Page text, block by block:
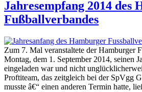
Jahresempfang 2014 des
Fußballverbandes
Zum 7. Mal veranstaltete der Hamburger
Montag, dem 1. September 2014, seinen
eingeladen war und nicht
Proftiteam, das zeitgleich bei der SpVgg
musste â€“ einen anderen Termin hatte,